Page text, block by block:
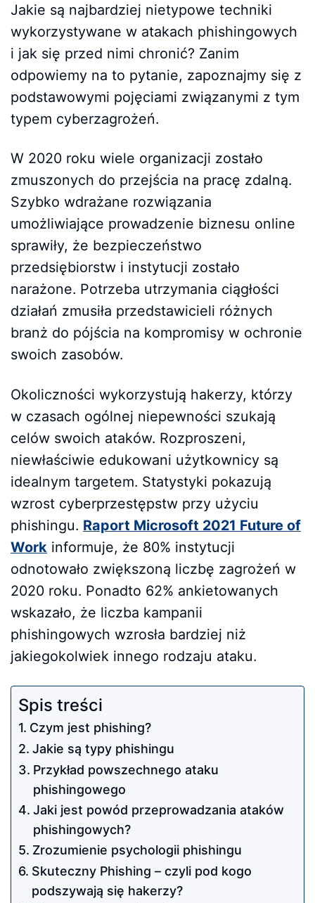
Jakie są najbardziej nietypowe techniki
wykorzystywane w atakach phishingowych
i jak się przed nimi chronić? Zanim
odpowiemy na to pytanie, zapoznajmy się z
podstawowymi pojęciami związanymi z tym
typem cyberzagrożeń.
W 2020 roku wiele organizacji zostało
zmuszonych do przejścia na pracę zdalną.
Szybko wdrażane rozwiązania
umożliwiające prowadzenie biznesu online
sprawiły, że bezpieczeństwo
przedsiębiorstw i instytucji zostało
narażone. Potrzeba utrzymania ciągłości
działań zmusiła przedstawicieli różnych
branż do pójścia na kompromisy w ochronie
swoich zasobów.
Okoliczności wykorzystują hakerzy, którzy
w czasach ogólnej niepewności szukają
celów swoich ataków. Rozproszeni,
niewłaściwie edukowani użytkownicy są
idealnym targetem. Statystyki pokazują
wzrost cyberprzestępstw przy użyciu
phishingu. Raport Microsoft 2021 Future of
Work informuje, że 80% instytucji
odnotowało zwiększoną liczbę zagrożeń w
2020 roku. Ponadto 62% ankietowanych
wskazało, że liczba kampanii
phishingowych wzrosła bardziej niż
jakiegokolwiek innego rodzaju ataku.
Spis treści
Czym jest phishing?
Jakie są typy phishingu
Przykład powszechnego ataku
phishingowego
Jaki jest powód przeprowadzania ataków
phishingowych?
Zrozumienie psychologii phishingu
Skuteczny Phishing – czyli pod kogo
podszywają się hakerzy?